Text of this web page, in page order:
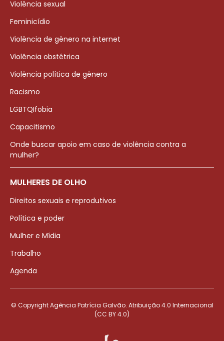
Violência sexual
Feminicídio
Violência de gênero na internet
Violência obstétrica
Violência política de gênero
Racismo
LGBTQIfobia
Capacitismo
Onde buscar apoio em caso de violência contra a
mulher?
MULHERES DE OLHO
Direitos sexuais e reprodutivos
Política e poder
Mulher e Mídia
Trabalho
Agenda
© Copyright Agência Patrícia Galvão. Atribuição 4.0 Internacional
(CC BY 4.0)